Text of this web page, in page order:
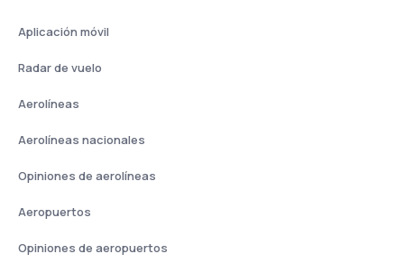
Aplicación móvil
Radar de vuelo
Aerolíneas
Aerolíneas nacionales
Opiniones de aerolíneas
Aeropuertos
Opiniones de aeropuertos